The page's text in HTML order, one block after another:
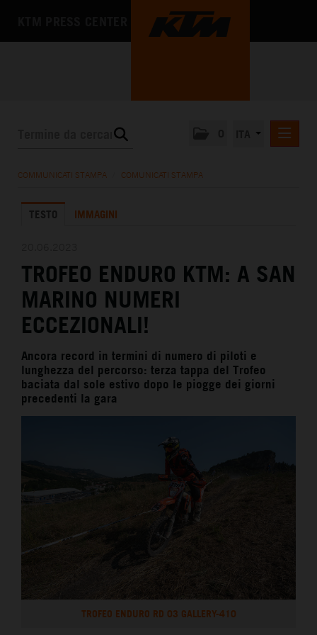
L'AZIENDA
COMMUNICATI STAMPA COMUNICATI STAMPA
TESTO IMMAGINI
TROFEO ENDURO KTM: A SAN
MARINO NUMERI
ECCEZIONALI!
Ancora record in termini di numero di piloti e
lunghezza del percorso: terza tappa del Trofeo
baciata dal sole estivo dopo le piogge dei giorni
precedenti la gara
TROFEO ENDURO RD 03 GALLERY-410